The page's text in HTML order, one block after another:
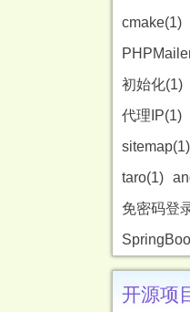
cmake(1)
初始化(1)
代理IP(1)
sitemap(1)
taro(1)
免密码登
开源项